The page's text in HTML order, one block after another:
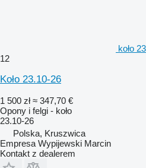
koło
12
Koło 23.10-26
1 500 zł ≈ 347,70 €
Opony i felgi - koło
23.10-26
Polska, Kruszwica
Empresa Wypijewski Marcin
Kontakt z dealerem